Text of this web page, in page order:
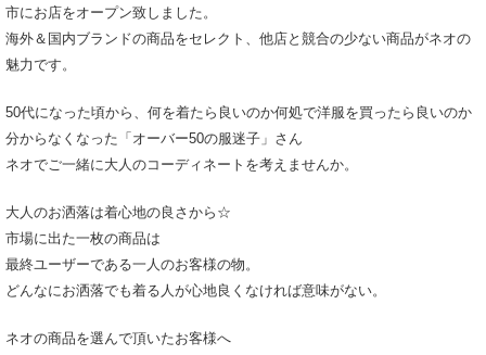
市にお店をオープン致しました。
海外＆国内ブランドの商品をセレクト、他店と競合の少ない商品がネオの
魅力です。
50代になった頃から、何を着たら良いのか何処で洋服を買ったら良いのか
分からなくなった「オーバー50の服迷子」さん
ネオでご一緒に大人のコーディネートを考えませんか。
大人のお洒落は着心地の良さから☆
市場に出た一枚の商品は
最終ユーザーである一人のお客様の物。
どんなにお洒落でも着る人が心地良くなければ意味がない。
ネオの商品を選んで頂いたお客様へ